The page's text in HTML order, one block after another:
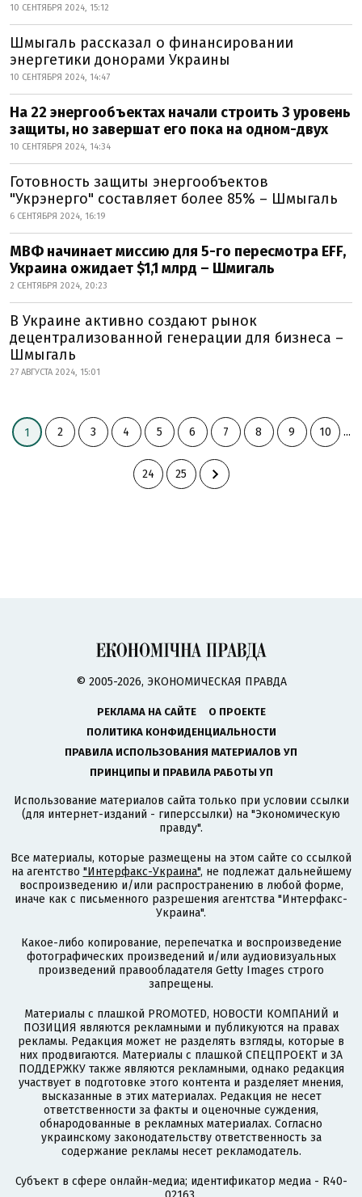
10 СЕНТЯБРЯ 2024, 15:12
Шмыгаль рассказал о финансировании
энергетики донорами Украины
10 СЕНТЯБРЯ 2024, 14:47
На 22 энергообъектах начали строить 3 уровень
защиты, но завершат его пока на одном-двух
10 СЕНТЯБРЯ 2024, 14:34
Готовность защиты энергообъектов
"Укрэнерго" составляет более 85% – Шмыгаль
6 СЕНТЯБРЯ 2024, 16:19
МВФ начинает миссию для 5-го пересмотра EFF,
Украина ожидает $1,1 млрд – Шмигаль
2 СЕНТЯБРЯ 2024, 20:23
В Украине активно создают рынок
децентрализованной генерации для бизнеса –
Шмыгаль
27 АВГУСТА 2024, 15:01
1 2 3 4 5 6 7 8 9 10 ...
24 25
© 2005-2026, ЭКОНОМИЧЕСКАЯ ПРАВДА
РЕКЛАМА НА САЙТЕ
О ПРОЕКТЕ
ПОЛИТИКА КОНФИДЕНЦИАЛЬНОСТИ
ПРАВИЛА ИСПОЛЬЗОВАНИЯ МАТЕРИАЛОВ УП
ПРИНЦИПЫ И ПРАВИЛА РАБОТЫ УП
Использование материалов сайта только при условии ссылки
(для интернет-изданий - гиперссылки) на "Экономическую
правду".
Все материалы, которые размещены на этом сайте со ссылкой
на агентство "Интерфакс-Украина", не подлежат дальнейшему
воспроизведению и/или распространению в любой форме,
иначе как с письменного разрешения агентства "Интерфакс-
Украина".
Какое-либо копирование, перепечатка и воспроизведение
фотографических произведений и/или аудиовизуальных
произведений правообладателя Getty Images строго
запрещены.
Материалы с плашкой PROMOTED, НОВОСТИ КОМПАНИЙ и
ПОЗИЦИЯ являются рекламными и публикуются на правах
рекламы. Редакция может не разделять взгляды, которые в
них продвигаются. Материалы с плашкой СПЕЦПРОЕКТ и ЗА
ПОДДЕРЖКУ также являются рекламными, однако редакция
участвует в подготовке этого контента и разделяет мнения,
высказанные в этих материалах. Редакция не несет
ответственности за факты и оценочные суждения,
обнародованные в рекламных материалах. Согласно
украинскому законодательству ответственность за
содержание рекламы несет рекламодатель.
Субъект в сфере онлайн-медиа; идентификатор медиа - R40-